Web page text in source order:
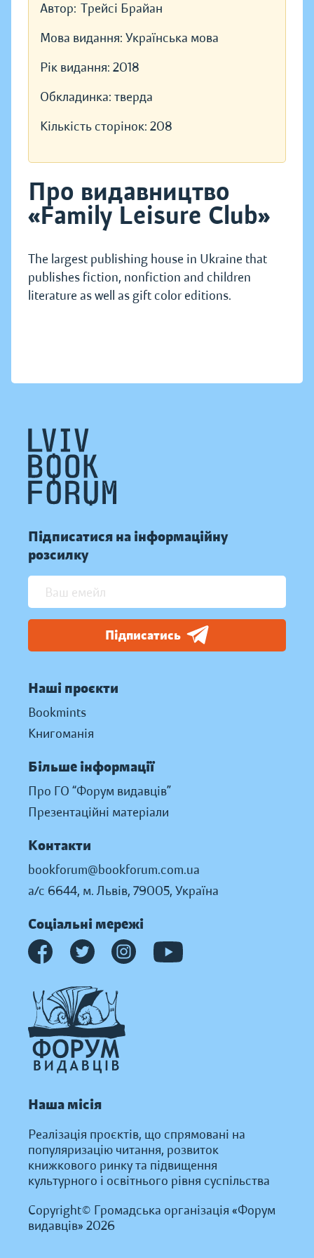
Автор: Трейсі Брайан
Мова видання: Українська мова
Рік видання: 2018
Обкладинка: тверда
Кількість сторінок: 208
Про видавництво
«Family Leisure Club»
The largest publishing house in Ukraine that
publishes fiction, nonfiction and children
literature as well as gift color editions.
Підписатися на інформаційну
розсилку
Підписатись
Наші проєкти
Bookmints
Книгоманія
Більше інформації
Про ГО “Форум видавців”
Презентаційні матеріали
Контакти
bookforum@bookforum.com.ua
а/с 6644, м. Львів, 79005, Україна
Соціальні мережі
Наша місія
Реалізація проєктів, що спрямовані на
популяризацію читання, розвиток
книжкового ринку та підвищення
культурного і освітнього рівня суспільства
Copyright© Громадська організація «Форум
видавців» 2026